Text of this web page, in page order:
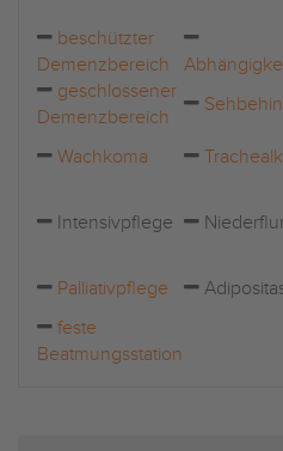
beschützter
Demenzbereich
geschlossener
Demenzbereich
Wachkoma
Intensivpflege
Palliativpflege
feste
Beatmungsstation